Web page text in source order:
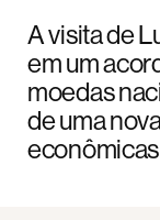
A visita de
em um
moedas
de uma